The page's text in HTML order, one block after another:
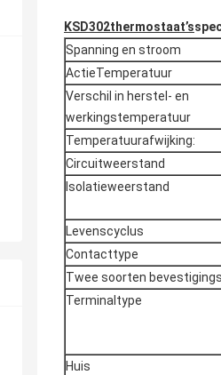
KSD302thermostaat’s
Spanning en stroom
ActieTemperatuur
Verschil in herstel- en
werkingstemperatuur
Temperatuurafwijking:
Circuitweerstand
Isolatieweerstand
Levenscyclus
Contacttype
Twee soorten
Terminaltype
Huis